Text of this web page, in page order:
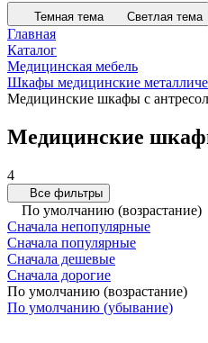
Темная тема Светлая тема
Главная
Каталог
Медицинская мебель
Шкафы медицинские
Медицинские шкафы с
Медицинские
4
Все фильтры
По умолчанию (возрастание)
Сначала непопулярные
Сначала популярные
Сначала дешевые
Сначала дорогие
По умолчанию (возрастание)
По умолчанию (убывание)